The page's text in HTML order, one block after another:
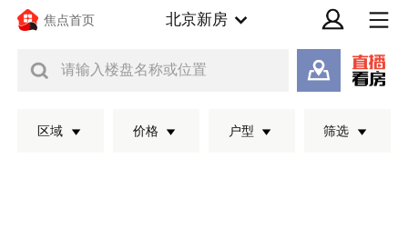
焦点首页 北京新房
请输入楼盘名称或位置
区域 价格 户型 筛选